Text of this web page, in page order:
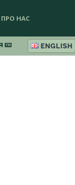
ПРО НАС
ENGLISH